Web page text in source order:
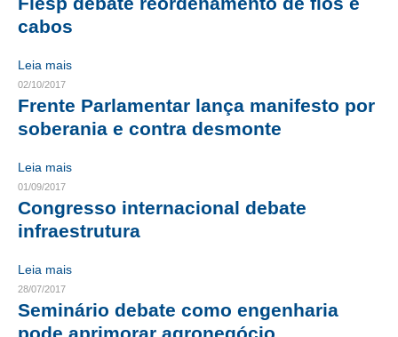
HOMOLOGAÇÕES
FIQUE POR DENTRO
EMPREGO E ESTÁGIO
CARREIRA
AUTÔNOMOS E SERVIÇOS
cabos
Leia mais
02/10/2017
Frente Parlamentar lança manifesto por
soberania e contra desmonte
Leia mais
01/09/2017
Congresso internacional debate
infraestrutura
Leia mais
28/07/2017
Seminário debate como engenharia